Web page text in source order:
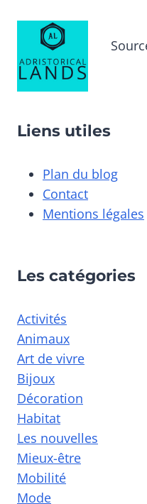
Liens utiles
Plan du blog
Contact
Mentions légales
Les catégories
Activités
Animaux
Art de vivre
Bijoux
Décoration
Habitat
Les nouvelles
Mieux-être
Mobilité
Mode